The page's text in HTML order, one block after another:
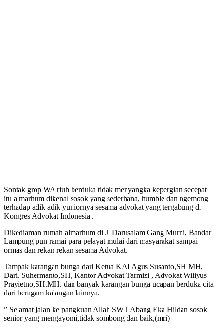
Sontak grop WA riuh berduka tidak menyangka kepergian secepat
itu almarhum dikenal sosok yang sederhana, humble dan ngemong
terhadap adik adik yuniornya sesama advokat yang tergabung di
Kongres Advokat Indonesia .
Dikediaman rumah almarhum di Jl Darusalam Gang Murni, Bandar
Lampung pun ramai para pelayat mulai dari masyarakat sampai
ormas dan rekan rekan sesama Advokat.
Tampak karangan bunga dari Ketua KAI Agus Susanto,SH MH,
Dari. Suhermanto,SH, Kantor Advokat Tarmizi , Advokat Wiliyus
Prayietno,SH.MH. dan banyak karangan bunga ucapan berduka cita
dari beragam kalangan lainnya.
” Selamat jalan ke pangkuan Allah SWT Abang Eka Hildan sosok
senior yang mengayomi,tidak sombong dan baik,(mri)